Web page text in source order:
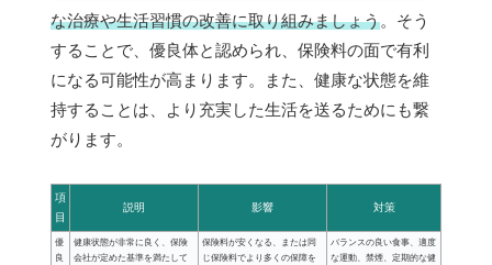
な治療や生活習慣の改善に取り組みましょう。そう
することで、優良体と認められ、保険料の面で有利
になる可能性が高まります。また、健康な状態を維
持することは、より充実した生活を送るためにも繋
がります。
項
目
説明 影響 対策
優
良
健康状態が非常に良く、保険
会社が定めた基準を満たして
保険料が安くなる、または同
じ保険料でより多くの保障を
バランスの良い食事、適度
な運動、禁煙、定期的な健